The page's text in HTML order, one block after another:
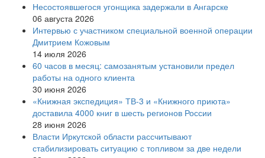
Несостоявшегося угонщика задержали в Ангарске
06 августа 2026
Интервью с участником специальной военной операции
Дмитрием Кожовым
14 июля 2026
60 часов в месяц: самозанятым установили предел
работы на одного клиента
30 июня 2026
«Книжная экспедиция» ТВ-3 и «Книжного приюта»
доставила 4000 книг в шесть регионов России
28 июня 2026
Власти Иркутской области рассчитывают
стабилизировать ситуацию с топливом за две недели